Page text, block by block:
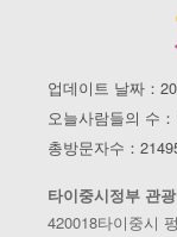
업데이트 날짜：
오늘사람들의 수
총방문자수：
타이중시정부 관
420018타이중시